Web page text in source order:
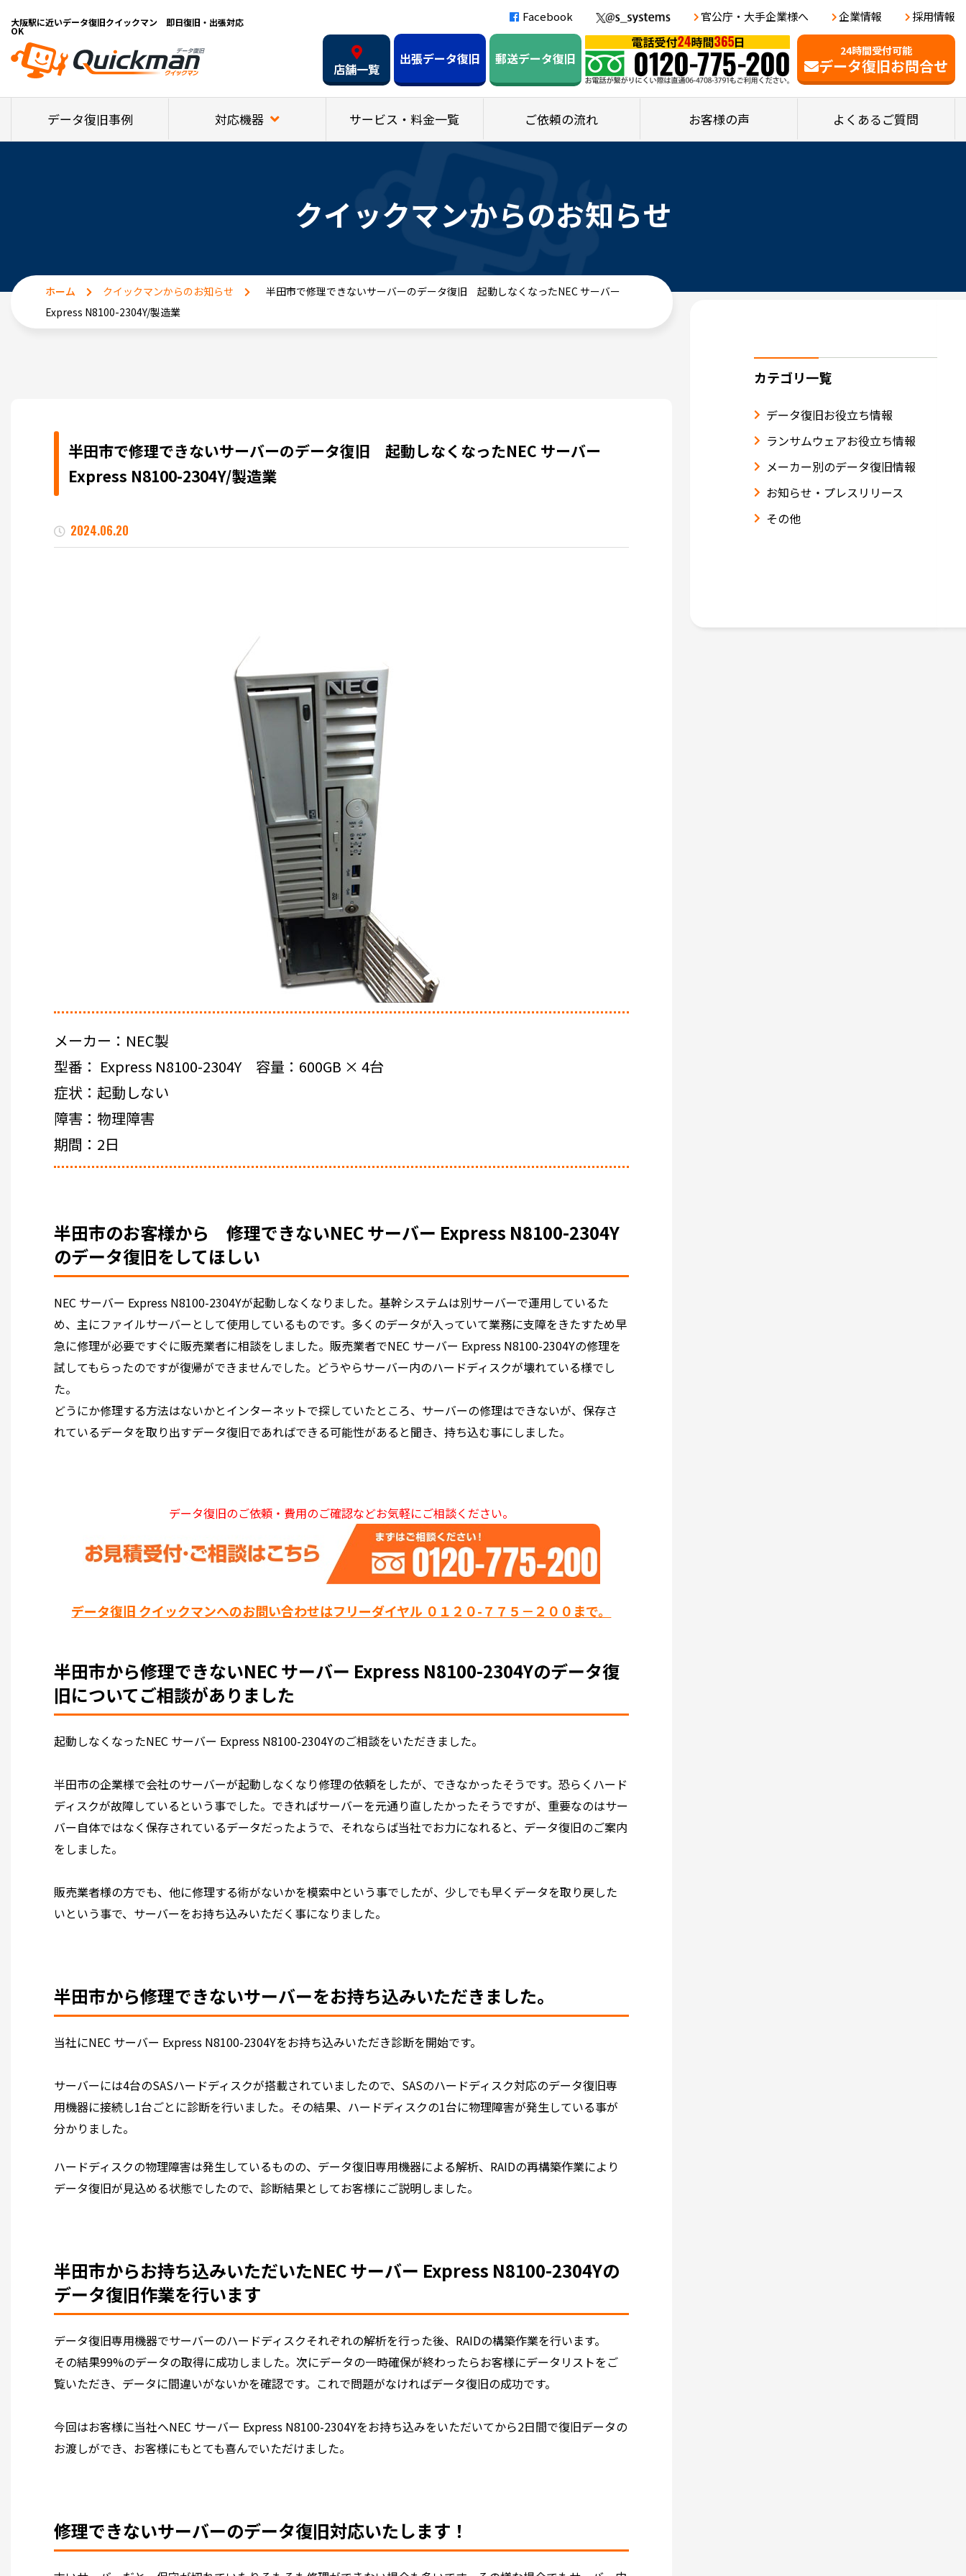
大阪駅に近いデータ復旧クイックマン 即日復旧・出張対応
OK
Facebook 官公庁・大手企業様へ 企業情報 採用情報
24時間受付可能
データ復旧お問合せ
店舗一覧
出張データ復旧 郵送データ復旧
データ復旧事例 対応機器 サービス・料金一覧 ご依頼の流れ お客様の声 よくあるご質問
クイックマンからのお知らせ
ホーム クイックマンからのお知らせ
半田市で修理できないサーバーのデータ復旧 起動しなくなったNEC サーバー
Express N8100-2304Y/製造業
半田市で修理できないサーバーのデータ復旧 起動しなくなったNEC サーバー
Express N8100-2304Y/製造業
2024.06.20
メーカー：NEC製
型番： Express N8100-2304Y 容量：600GB × 4台
症状：起動しない
障害：物理障害
期間：2日
半田市のお客様から 修理できないNEC サーバー Express N8100-2304Y
のデータ復旧をしてほしい
NEC サーバー Express N8100-2304Yが起動しなくなりました。基幹システムは別サーバーで運用しているた
め、主にファイルサーバーとして使用しているものです。多くのデータが入っていて業務に支障をきたすため早
急に修理が必要ですぐに販売業者に相談をしました。販売業者でNEC サーバー Express N8100-2304Yの修理を
試してもらったのですが復帰ができませんでした。どうやらサーバー内のハードディスクが壊れている様でし
た。
どうにか修理する方法はないかとインターネットで探していたところ、サーバーの修理はできないが、保存さ
れているデータを取り出すデータ復旧であればできる可能性があると聞き、持ち込む事にしました。
データ復旧のご依頼・費用のご確認などお気軽にご相談ください。
データ復旧 クイックマンへのお問い合わせはフリーダイヤル ０１２０-７７５－２００まで。
半田市から修理できないNEC サーバー Express N8100-2304Yのデータ復
旧についてご相談がありました
起動しなくなったNEC サーバー Express N8100-2304Yのご相談をいただきました。
半田市の企業様で会社のサーバーが起動しなくなり修理の依頼をしたが、できなかったそうです。恐らくハード
ディスクが故障しているという事でした。できればサーバーを元通り直したかったそうですが、重要なのはサー
バー自体ではなく保存されているデータだったようで、それならば当社でお力になれると、データ復旧のご案内
をしました。
販売業者様の方でも、他に修理する術がないかを模索中という事でしたが、少しでも早くデータを取り戻した
いという事で、サーバーをお持ち込みいただく事になりました。
半田市から修理できないサーバーをお持ち込みいただきました。
当社にNEC サーバー Express N8100-2304Yをお持ち込みいただき診断を開始です。
サーバーには4台のSASハードディスクが搭載されていましたので、SASのハードディスク対応のデータ復旧専
用機器に接続し1台ごとに診断を行いました。その結果、ハードディスクの1台に物理障害が発生している事が
分かりました。
ハードディスクの物理障害は発生しているものの、データ復旧専用機器による解析、RAIDの再構築作業により
データ復旧が見込める状態でしたので、診断結果としてお客様にご説明しました。
半田市からお持ち込みいただいたNEC サーバー Express N8100-2304Yの
データ復旧作業を行います
データ復旧専用機器でサーバーのハードディスクそれぞれの解析を行った後、RAIDの構築作業を行います。
その結果99%のデータの取得に成功しました。次にデータの一時確保が終わったらお客様にデータリストをご
覧いただき、データに間違いがないかを確認です。これで問題がなければデータ復旧の成功です。
今回はお客様に当社へNEC サーバー Express N8100-2304Yをお持ち込みをいただいてから2日間で復旧データの
お渡しができ、お客様にもとても喜んでいただけました。
修理できないサーバーのデータ復旧対応いたします！
カテゴリ一覧
データ復旧お役立ち情報
ランサムウェアお役立ち情報
メーカー別のデータ復旧情報
お知らせ・プレスリリース
その他